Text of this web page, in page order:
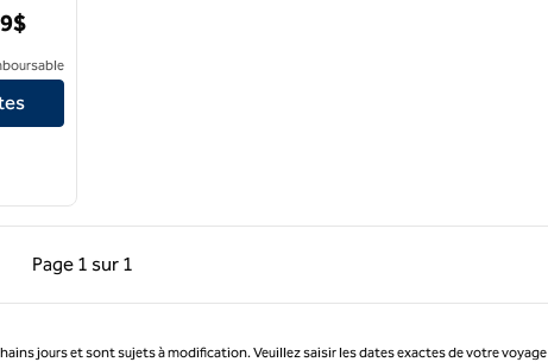
Northwest
Page 1 sur 1
Page précédente, 1 sur 1
Page 1 sur 1
jours et sont sujets à modification. Veuillez saisir les dates exactes de votre voyage